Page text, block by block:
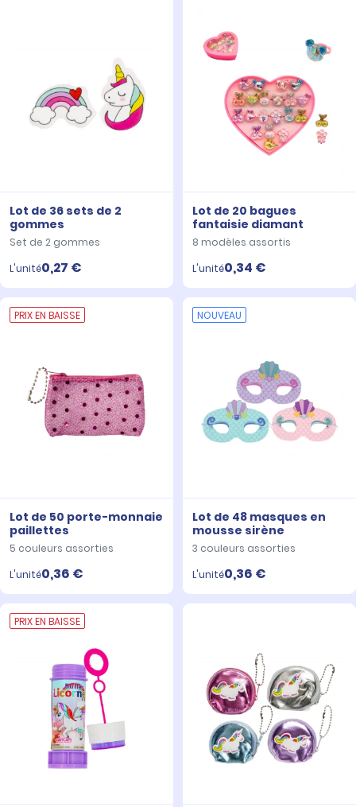
Lot de 36 sets de 2
gommes
Set de 2 gommes
L'unité0,27 €
Lot de 20 bagues
fantaisie diamant
8 modèles assortis
L'unité0,34 €
PRIX EN BAISSE
Lot de 50 porte-monnaie
paillettes
5 couleurs assorties
L'unité0,36 €
NOUVEAU
Lot de 48 masques en
mousse sirène
3 couleurs assorties
L'unité0,36 €
PRIX EN BAISSE